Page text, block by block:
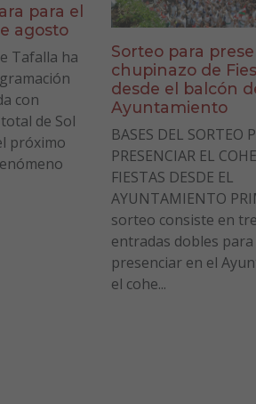
para el
agosto
Tafalla ha
con
de Sol
próximo
Sorteo para
chupinazo de
desde el balcón
Ayuntamiento
BASES DEL SORTEO
PRESENCIAR EL
FIESTAS DESDE EL
AYUNTAMIENTO
sorteo consiste en
entradas dobles para
presenciar en el
el cohe...